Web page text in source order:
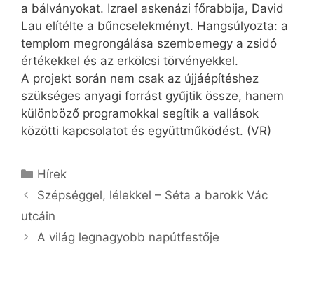
a bálványokat. Izrael askenázi főrabbija, David
Lau elítélte a bűncselekményt. Hangsúlyozta: a
templom megrongálása szembemegy a zsidó
értékekkel és az erkölcsi törvényekkel.
A projekt során nem csak az újjáépítéshez
szükséges anyagi forrást gyűjtik össze, hanem
különböző programokkal segítik a vallások
közötti kapcsolatot és együttműködést. (VR)
Kategória
Hírek
Szépséggel, lélekkel – Séta a barokk Vác
utcáin
A világ legnagyobb napútfestője